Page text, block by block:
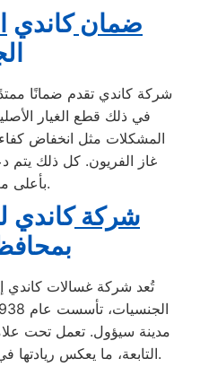
ضمانكاندي
شركة كاندي تقدم ضمانًا
في ذلك قطع الغيار
المشكلات مثل انخفاض
غاز الفريون. كل ذلك يتم
بأعلى معايير الجودة.
شركةكاندي
تُعد شركة غسالات كاندي
مدينة سيؤول. تعمل تحت
التابعة، ما يعكس ريادتها في عالم تصنيع الأجهزة الكهربائية.